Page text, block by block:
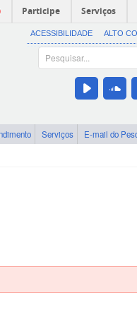
Participe Serviços
ACESSIBILIDADE ALTO
Serviços E-mail do